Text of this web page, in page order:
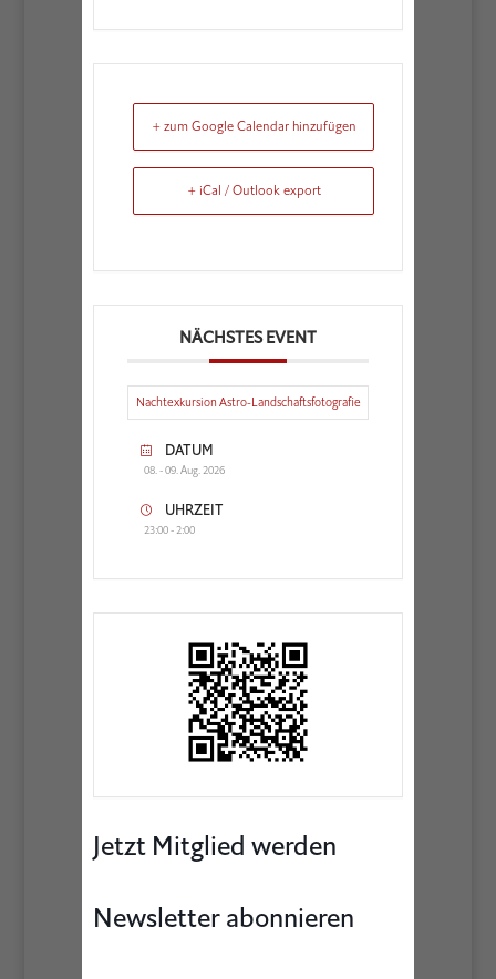
+ zum Google Calendar hinzufügen
+ iCal / Outlook export
NÄCHSTES EVENT
Nachtexkursion Astro-Landschaftsfotografie
DATUM
08. - 09. Aug. 2026
UHRZEIT
23:00 - 2:00
Jetzt Mitglied werden
Newsletter abonnieren